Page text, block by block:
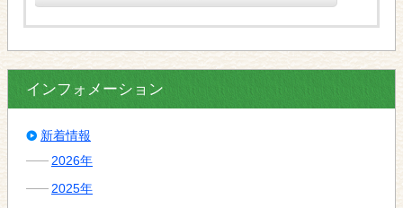
インフォメーション
新着情報
2026年
2025年